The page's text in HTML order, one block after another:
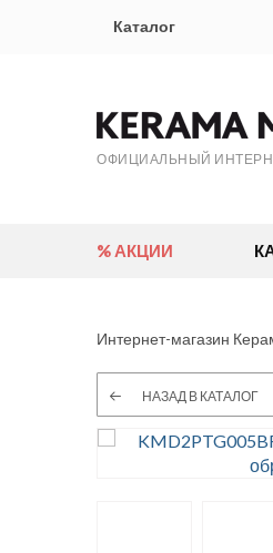
Каталог
ОФИЦИАЛЬНЫЙ
% АКЦИИ
Интернет-магазин
НАЗАД В КАТАЛОГ